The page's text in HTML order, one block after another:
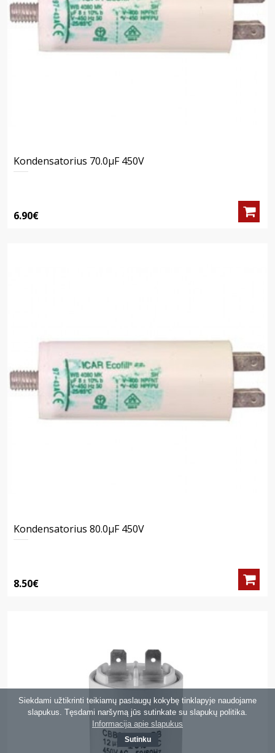
Siekdami užtikrinti teikiamų paslaugų kokybę tinklapyje naudojame
slapukus. Tęsdami naršymą jūs sutinkate su slapukų politika.
Informacija apie slapukus
Sutinku
Kondensatorius 70.0μF 450V
6.90€
Kondensatorius 80.0μF 450V
8.50€